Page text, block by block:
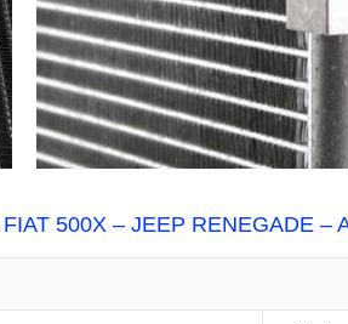
500X – JEEP RENEGADE